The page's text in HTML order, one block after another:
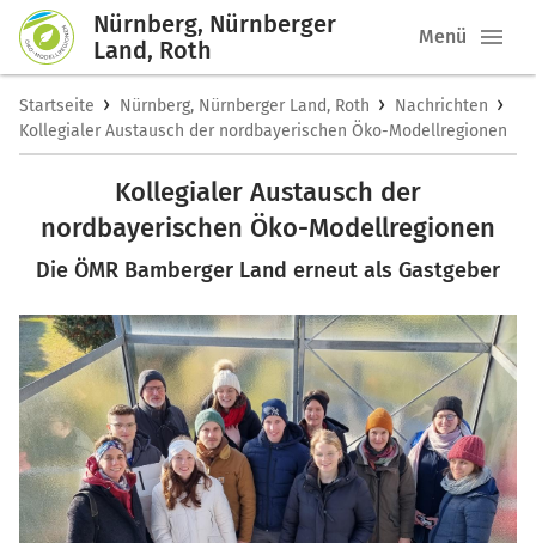
Nürnberg, Nürnberger
Land, Roth
Menü
Startseite › Nürnberg, Nürnberger Land, Roth › Nachrichten ›
Kollegialer Austausch der nordbayerischen Öko-Modellregionen
Kollegialer Austausch der
nordbayerischen Öko-Modellregionen
Die ÖMR Bamberger Land erneut als Gastgeber